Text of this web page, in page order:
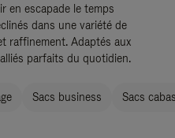
en escapade le temps
dans une variété de
raffinement. Adaptés aux
parfaits du quotidien.
Sacs business Sacs cabas